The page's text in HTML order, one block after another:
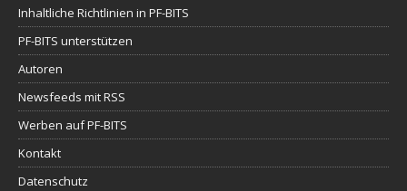
Inhaltliche Richtlinien in PF-BITS
PF-BITS unterstützen
Autoren
Newsfeeds mit RSS
Werben auf PF-BITS
Kontakt
Datenschutz